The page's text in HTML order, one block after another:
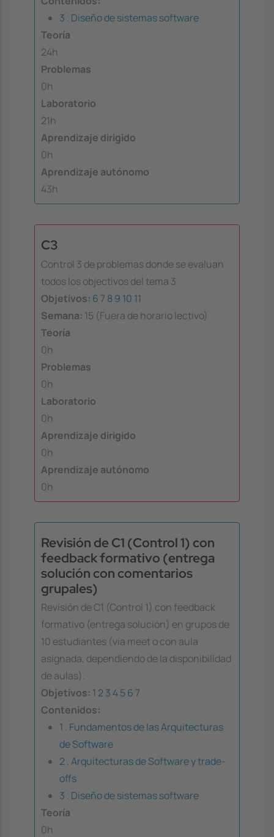
3 . Diseño de sistemas software
Teoría
24h
Problemas
0h
Laboratorio
21h
Aprendizaje dirigido
0h
Aprendizaje autónomo
43h
C3
Control 3 de problemas donde se evaluan
todos los objectivos del tema 3
Objetivos: 6 7 8 9 10 11
Semana: 15 (Fuera de horario lectivo)
Teoría
0h
Problemas
0h
Laboratorio
0h
Aprendizaje dirigido
0h
Aprendizaje autónomo
0h
Revisión de C1 (Control 1) con
feedback formativo (entrega
solución con comentarios
grupales)
Revisión de C1 (Control 1) con feedback
formativo (entrega solución) en grupos de
10 estudiantes (vía meet o con aula
asignada, dependiendo de la disponibilidad
de aulas).
Objetivos: 1 23 456 7
Contenidos:
1 . Fundamentos de las Arquitecturas
de Software
2 . Arquitecturas de Software y trade-
offs
3 . Diseño de sistemas software
Teoría
0h